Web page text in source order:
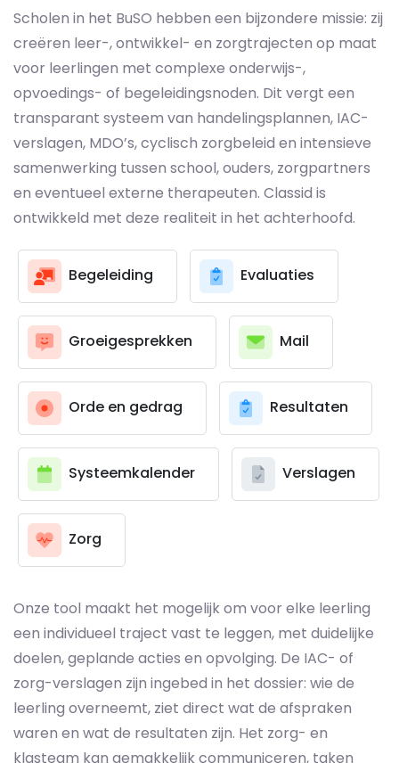
Scholen in het BuSO hebben een bijzondere missie: zij
creëren leer-, ontwikkel- en zorgtrajecten op maat
voor leerlingen met complexe onderwijs-,
opvoedings- of begeleidingsnoden. Dit vergt een
transparant systeem van handelingsplannen, IAC-
verslagen, MDO’s, cyclisch zorgbeleid en intensieve
samenwerking tussen school, ouders, zorgpartners
en eventueel externe therapeuten. Classid is
ontwikkeld met deze realiteit in het achterhoofd.
Begeleiding Evaluaties
Groeigesprekken Mail
Orde en gedrag Resultaten
Systeemkalender Verslagen
Zorg
Onze tool maakt het mogelijk om voor elke leerling
een individueel traject vast te leggen, met duidelijke
doelen, geplande acties en opvolging. De IAC- of
zorg-verslagen zijn ingebed in het dossier: wie de
leerling overneemt, ziet direct wat de afspraken
waren en wat de resultaten zijn. Het zorg- en
klasteam kan gemakkelijk communiceren, taken